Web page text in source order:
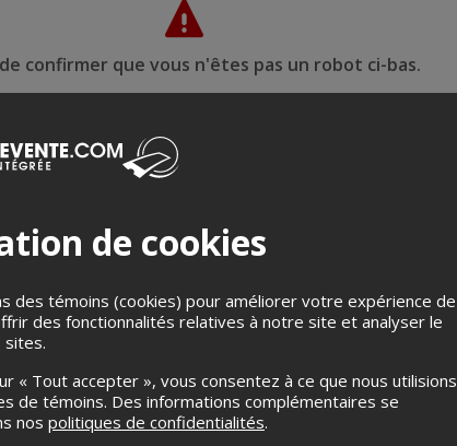
confirmer que vous n'êtes pas un robot ci-bas.
variés
de cookies
des témoins (cookies) pour améliorer votre expérience de
des fonctionnalités relatives à notre site et analyser le
sites.
« Tout accepter », vous consentez à ce que nous utilisions
de témoins. Des informations complémentaires se
nos politiques de confidentialités.